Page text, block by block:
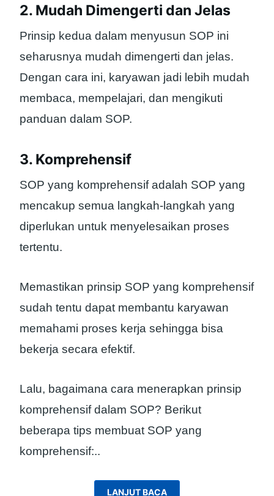
2. Mudah Dimengerti dan Jelas
Prinsip kedua dalam menyusun SOP ini
seharusnya mudah dimengerti dan jelas.
Dengan cara ini, karyawan jadi lebih mudah
membaca, mempelajari, dan mengikuti
panduan dalam SOP.
3. Komprehensif
SOP yang komprehensif adalah SOP yang
mencakup semua langkah-langkah yang
diperlukan untuk menyelesaikan proses
tertentu.
Memastikan prinsip SOP yang komprehensif
sudah tentu dapat membantu karyawan
memahami proses kerja sehingga bisa
bekerja secara efektif.
Lalu, bagaimana cara menerapkan prinsip
komprehensif dalam SOP? Berikut
beberapa tips membuat SOP yang
komprehensif:..
LANJUT BACA